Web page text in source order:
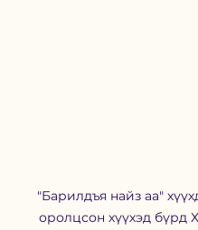
"Барилдъя найз аа"
оролцсон хүүхэд бүрд